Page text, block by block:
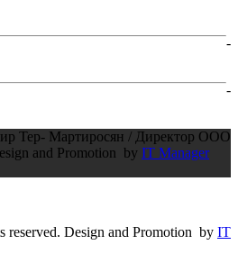
-
-
Тер- Мартиросян / Директор ООО
and Promotion by IT Manager
Design and Promotion by IT